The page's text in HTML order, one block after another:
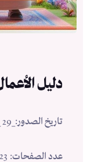
دليل
تاريخ الصدور:
عدد الصفحات: 23